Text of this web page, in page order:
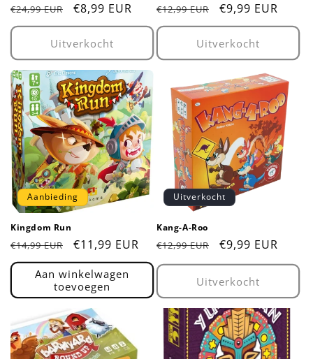
Normale
prijs
€24,99 EUR Aanbiedingsprijs
€8,99 EUR
Uitverkocht
Normale
prijs
€12,99 EUR €9,99 EUR
Uitverkocht
Aanbieding
Kingdom Run
Normale
prijs
€14,99 EUR Aanbiedingsprijs
€11,99 EUR
Aan winkelwagen
toevoegen
Uitverkocht
Kang-A-Roo
Normale
prijs
€12,99 EUR €9,99 EUR
Uitverkocht